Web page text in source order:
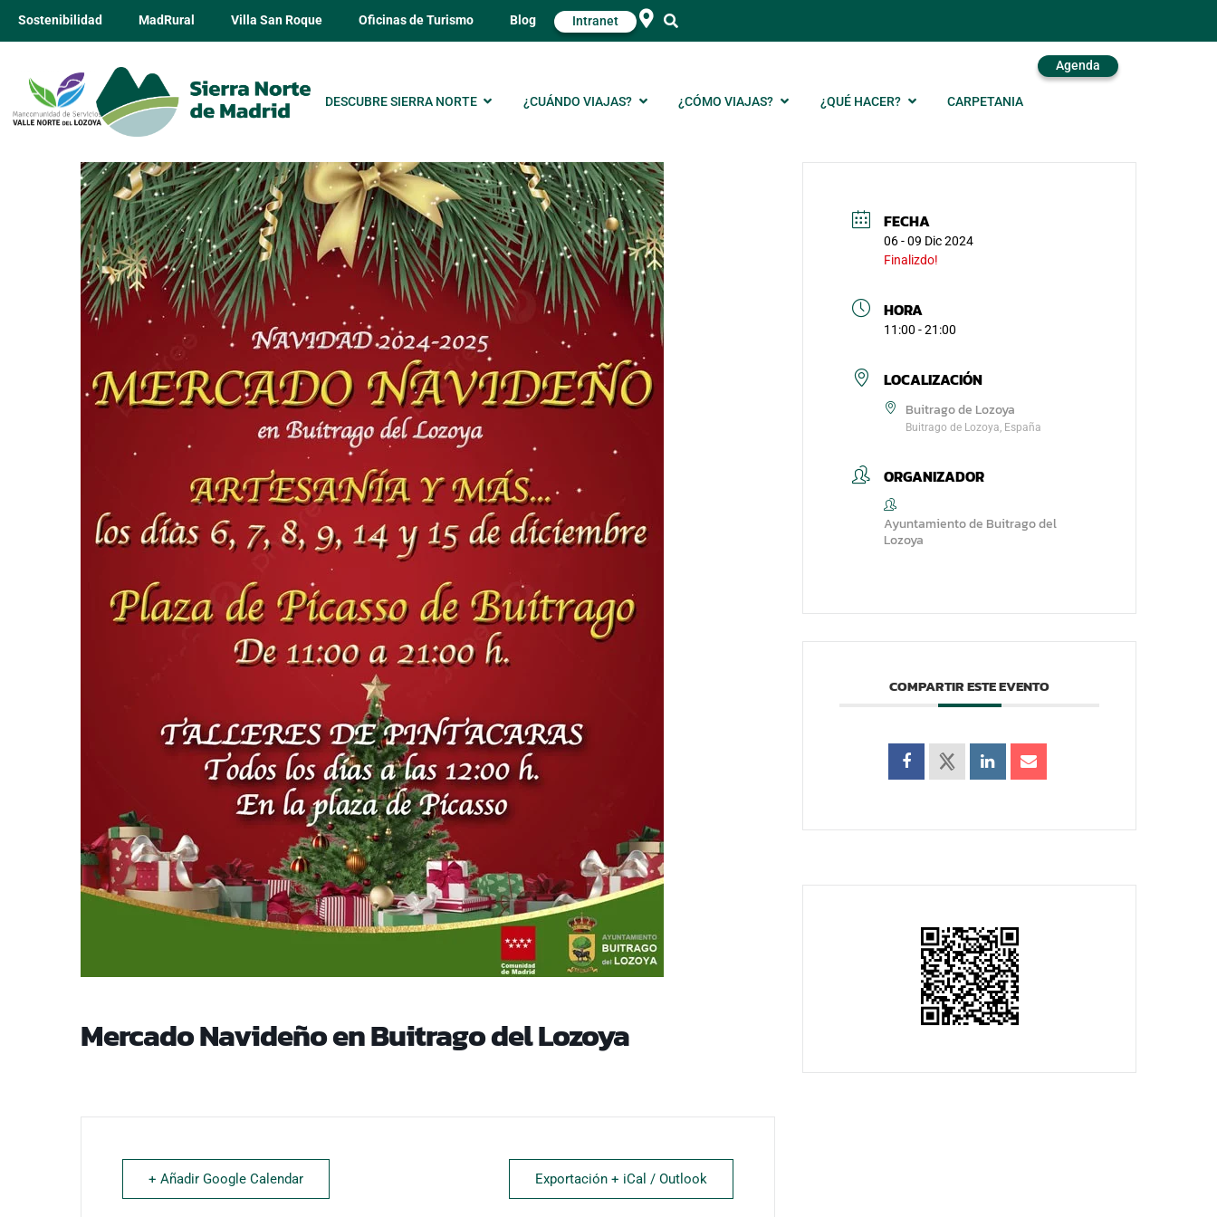
Sostenibilidad MadRural Villa San Roque Oficinas de Turismo Blog Intranet
DESCUBRE SIERRA NORTE ¿CUÁNDO VIAJAS? ¿CÓMO VIAJAS? ¿QUÉ HACER? CARPETANIA
Agenda
Mercado Navideño en Buitrago del Lozoya
+ Añadir Google Calendar Exportación + iCal / Outlook
FECHA
06 - 09 Dic 2024
Finalizdo!
HORA
11:00 - 21:00
LOCALIZACIÓN
Buitrago de Lozoya
Buitrago de Lozoya, España
ORGANIZADOR
Ayuntamiento de Buitrago del
Lozoya
COMPARTIR ESTE EVENTO